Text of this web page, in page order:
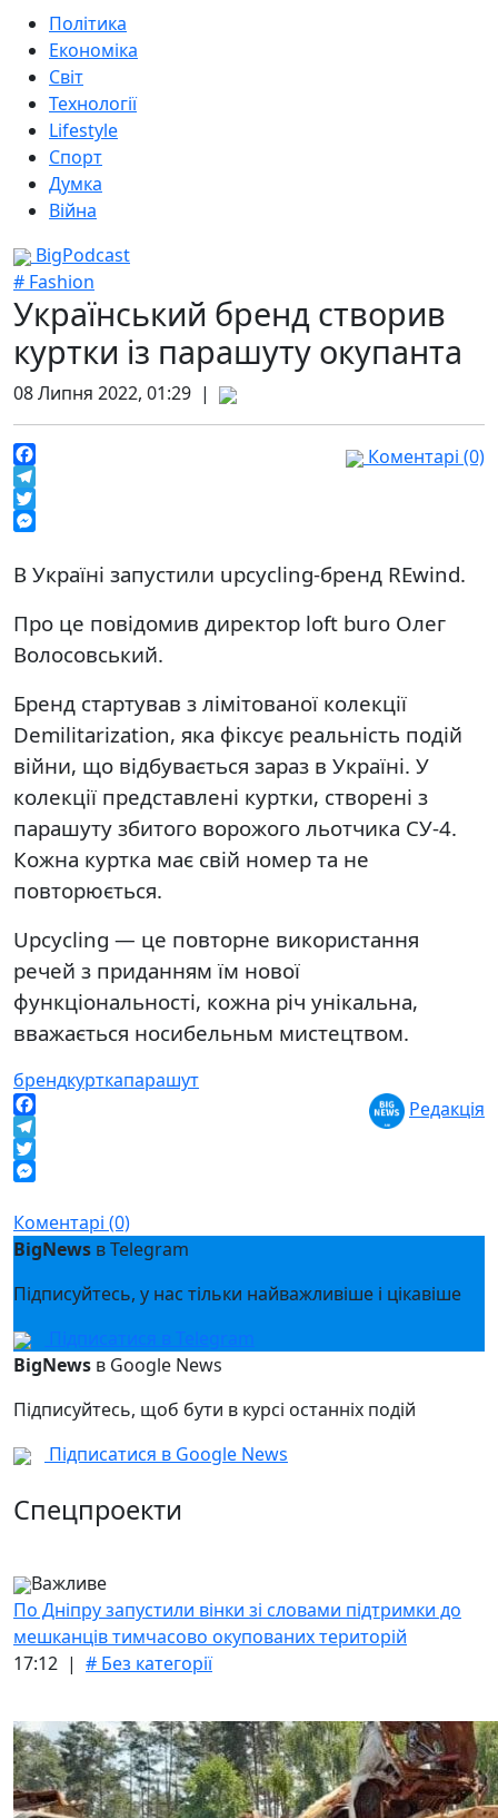
Політика
Економіка
Світ
Технології
Lifestyle
Спорт
Думка
Війна
BigPodcast
# Fashion
Український бренд створив
куртки із парашуту окупанта
08 Липня 2022, 01:29 |
Facebook
Telegram
Twitter
Коментарі (0)
В Україні запустили upcycling-бренд REwind.
Про це повідомив директор loft buro Олег
Волосовський.
Бренд стартував з лімітованої колекції
Demilitarization, яка фіксує реальність подій
війни, що відбувається зараз в Україні. У
колекції представлені куртки, створені з
парашуту збитого ворожого льотчика СУ-4.
Кожна куртка має свій номер та не
повторюється.
Upcycling — це повторне використання
речей з приданням їм нової
функціональності, кожна річ унікальна,
вважається носибельньм мистецтвом.
брендкурткапарашут
Facebook
Telegram
Twitter
Редакція
Коментарі (0)
BigNews в Telegram
Підписуйтесь, у нас тільки найважливіше і цікавіше
Підписатися в Telegram
BigNews в Google News
Підписуйтесь, щоб бути в курсі останніх подій
Підписатися в Google News
Спецпроекти
Важливе
По Дніпру запустили вінки зі словами підтримки до
мешканців тимчасово окупованих територій
17:12 | # Без категорії